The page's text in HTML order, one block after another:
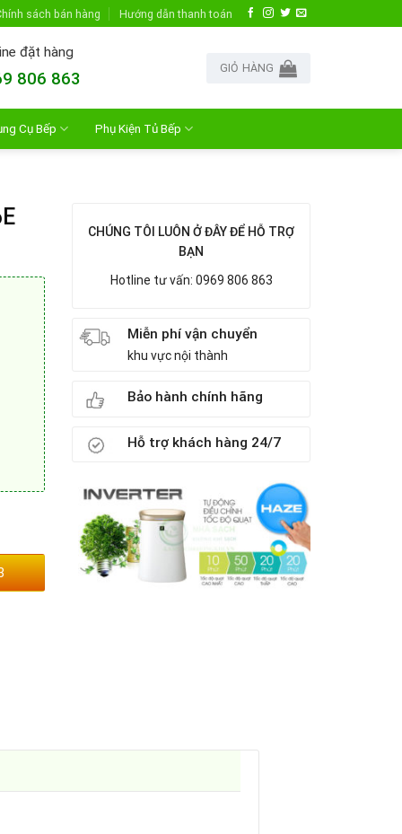
sách bán hàng Hướng dẫn thanh toán
đặt hàng
806 863
GIỎ HÀNG
Cụ Bếp Phụ Kiện Tủ Bếp
CHÚNG TÔI LUÔN Ở ĐÂY ĐỂ HỖ TRỢ
BẠN
Hotline tư vấn: 0969 806 863
Miễn phí vận chuyển
khu vực nội thành
Bảo hành chính hãng
Hỗ trợ khách hàng 24/7